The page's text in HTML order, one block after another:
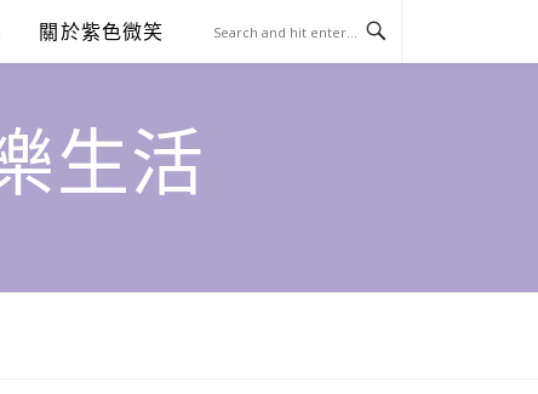
關於紫色微笑
生活